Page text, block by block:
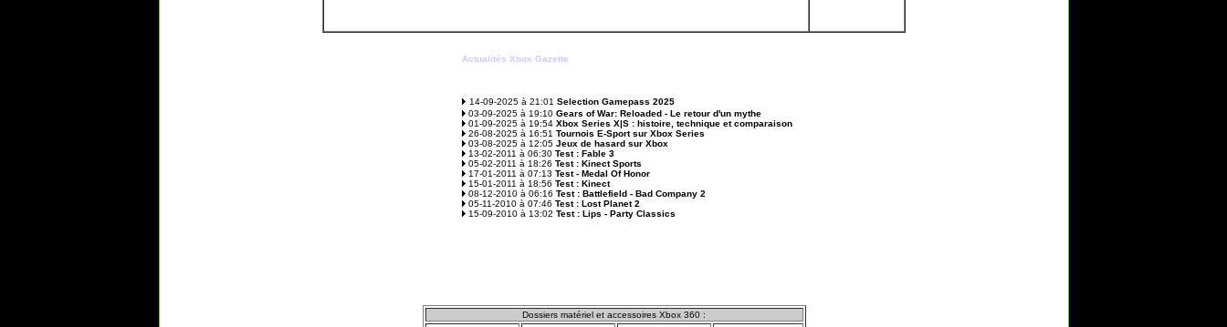
Actualités Xbox Gazette
14-09-2025 à 21:01 Selection Gamepass 2025
03-09-2025 à 19:10 Gears of War: Reloaded - Le retour d'un mythe
01-09-2025 à 19:54 Xbox Series X|S : histoire, technique et comparaison
26-08-2025 à 16:51 Tournois E-Sport sur Xbox Series
03-08-2025 à 12:05 Jeux de hasard sur Xbox
13-02-2011 à 06:30 Test : Fable 3
05-02-2011 à 18:26 Test : Kinect Sports
17-01-2011 à 07:13 Test - Medal Of Honor
15-01-2011 à 18:56 Test : Kinect
08-12-2010 à 06:16 Test : Battlefield - Bad Company 2
05-11-2010 à 07:46 Test : Lost Planet 2
15-09-2010 à 13:02 Test : Lips - Party Classics
Dossiers matériel et accessoires Xbox 360 :